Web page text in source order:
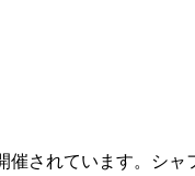
されています。シ